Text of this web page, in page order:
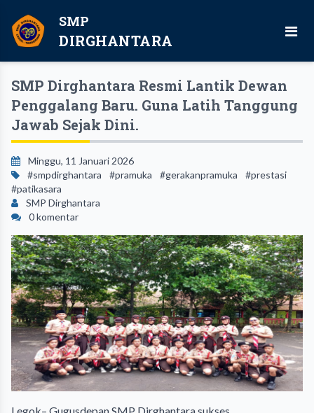
SMP
DIRGHANTARA
SMP Dirghantara Resmi Lantik Dewan
Penggalang Baru. Guna Latih Tanggung
Jawab Sejak Dini.
Minggu, 11 Januari 2026
#smpdirghantara
#pramuka #gerakanpramuka
#prestasi
#patikasara
SMP Dirghantara
0 komentar